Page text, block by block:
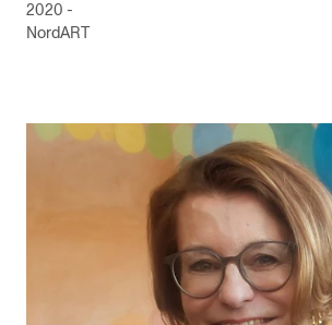
IN.TUNE
Arrangementer og konserter
Nyheter og historier
Ledige stillinger
2020 -
NordART